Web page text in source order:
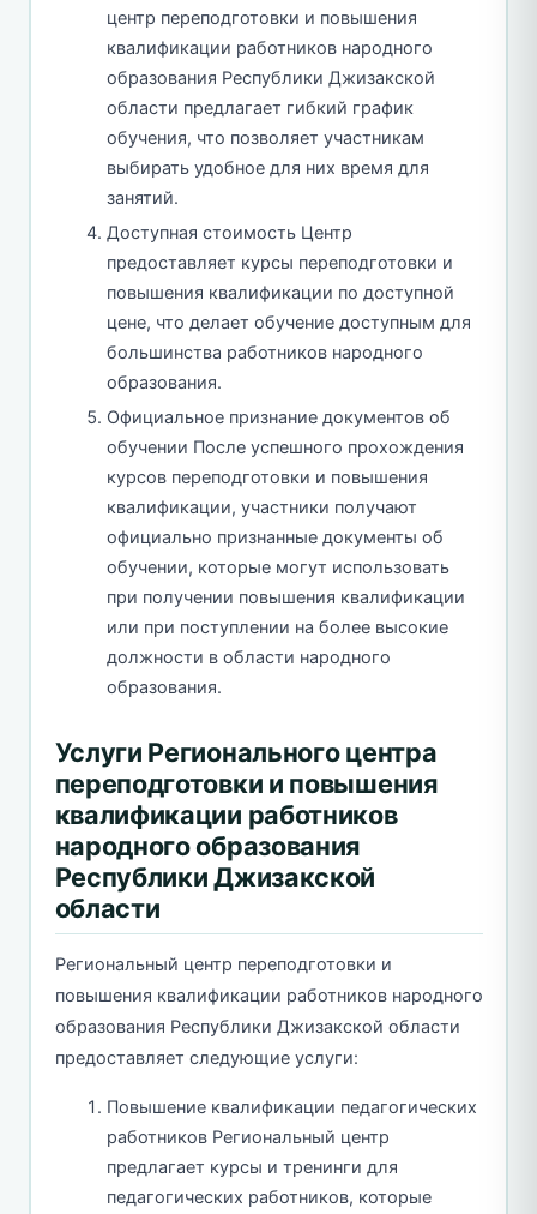
центр переподготовки и повышения
квалификации работников народного
образования Республики Джизакской
области предлагает гибкий график
обучения, что позволяет участникам
выбирать удобное для них время для
занятий.
Доступная стоимость Центр
предоставляет курсы переподготовки и
повышения квалификации по доступной
цене, что делает обучение доступным для
большинства работников народного
образования.
Официальное признание документов об
обучении После успешного прохождения
курсов переподготовки и повышения
квалификации, участники получают
официально признанные документы об
обучении, которые могут использовать
при получении повышения квалификации
или при поступлении на более высокие
должности в области народного
образования.
Услуги Регионального центра
переподготовки и повышения
квалификации работников
народного образования
Республики Джизакской
области
Региональный центр переподготовки и
повышения квалификации работников народного
образования Республики Джизакской области
предоставляет следующие услуги:
Повышение квалификации педагогических
работников Региональный центр
предлагает курсы и тренинги для
педагогических работников, которые